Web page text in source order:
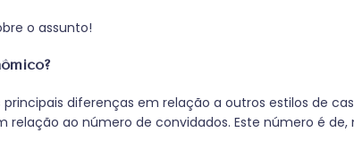
o assunto!
diferenças em relação a outros estilos de
ao número de convidados. Este número é de,